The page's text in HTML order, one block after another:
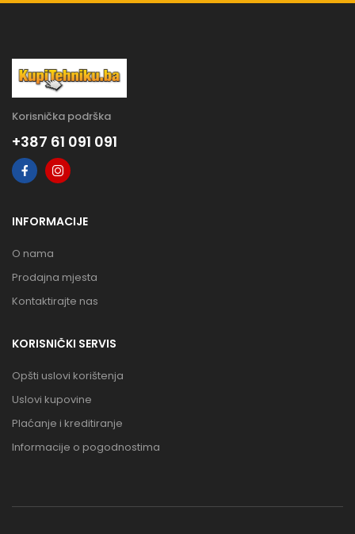
Korisnička podrška
+387 61 091 091
INFORMACIJE
O nama
Prodajna mjesta
Kontaktirajte nas
KORISNIČKI SERVIS
Opšti uslovi korištenja
Uslovi kupovine
Plaćanje i kreditiranje
Informacije o pogodnostima